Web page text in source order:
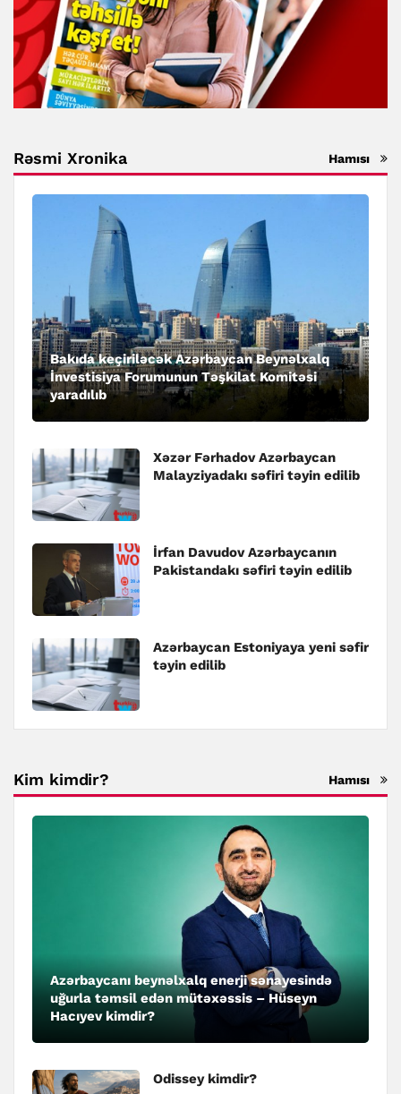
Rəsmi Xronika Hamısı
Bakıda keçiriləcək Azərbaycan Beynəlxalq
İnvestisiya Forumunun Təşkilat Komitəsi
yaradılıb
Xəzər Fərhadov Azərbaycan
Malayziyadakı səfiri təyin edilib
İrfan Davudov Azərbaycanın
Pakistandakı səfiri təyin edilib
Azərbaycan Estoniyaya yeni səfir
təyin edilib
Kim kimdir? Hamısı
Azərbaycanı beynəlxalq enerji sənayesində
uğurla təmsil edən mütəxəssis – Hüseyn
Hacıyev kimdir?
Odissey kimdir?